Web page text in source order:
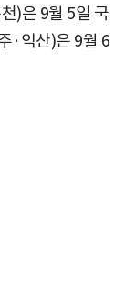
)은 9월 5일 국
·익산)은 9월 6